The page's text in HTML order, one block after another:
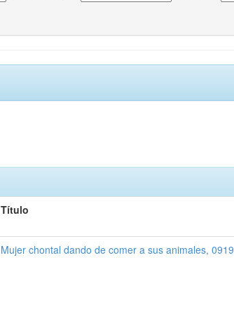
Título
Mujer chontal dando de comer a sus animales, 0919